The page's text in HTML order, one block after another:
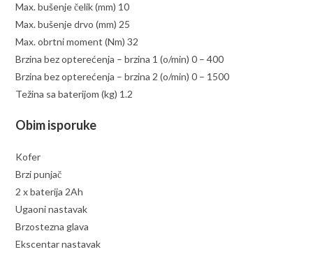
Max. bušenje čelik (mm) 10
Max. bušenje drvo (mm) 25
Max. obrtni moment (Nm) 32
Brzina bez opterećenja – brzina 1 (o/min) 0 – 400
Brzina bez opterećenja – brzina 2 (o/min) 0 – 1500
Težina sa baterijom (kg) 1.2
Obim isporuke
Kofer
Brzi punjač
2 x baterija 2Ah
Ugaoni nastavak
Brzostezna glava
Ekscentar nastavak